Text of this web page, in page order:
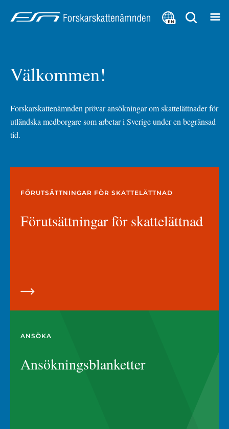
start
EN
Välkommen!
Forskarskattenämnden prövar ansökningar om skattelättnader för
utländska medborgare som arbetar i Sverige under en begränsad
tid.
FÖRUTSÄTTNINGAR FÖR SKATTELÄTTNAD
Förutsättningar för skattelättnad
ANSÖKA
Ansökningsblanketter